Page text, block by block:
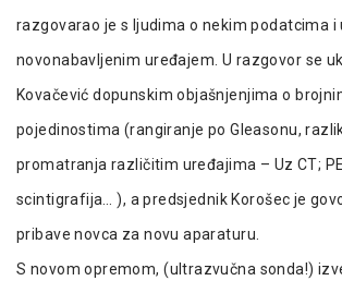
razgovarao je s ljudima o nekim podatcima i
novonabavljenim uređajem. U razgovor se
Kovačević dopunskim objašnjenjima o
pojedinostima (rangiranje po Gleasonu,
promatranja različitim uređajima – Uz CT;
scintigrafija… ), a predsjednik Korošec je
pribave novca za novu aparaturu.
S novom opremom, (ultrazvučna sonda!)